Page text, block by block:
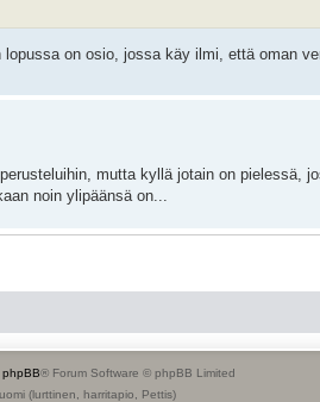
on osio, jossa käy ilmi, että oman
mutta kyllä jotain on pielessä,
noin ylipäänsä on...
kautta, niin ei tämä kysymys ole niin
joukossa.
syöntiin, joten onko nyt oman veren
phpBB® Forum Software © phpBB Limited
(lurttinen, harritapio, Pettis)